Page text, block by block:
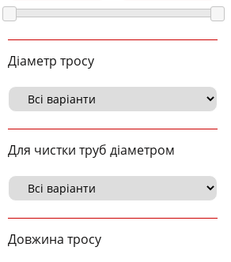
Діаметр тросу
Для чистки труб діаметром
Довжина тросу